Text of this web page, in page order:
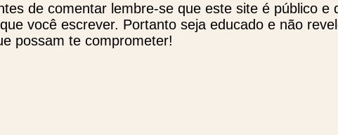
de comentar lembre-se que este site é público e
você escrever. Portanto seja educado e não
possam te comprometer!